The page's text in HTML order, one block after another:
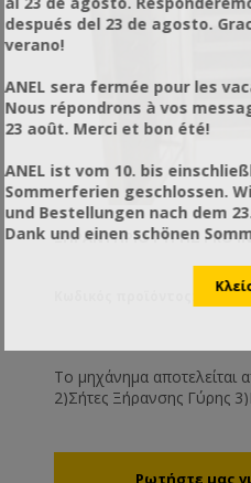
ΞΗΡΑΝΤΉΡΙΟ ΓΎΡΗΣ PRO
Κωδικός προϊόντος:
Το μηχάνημα
2)Σήτες Ξήρανσης Γύρης
después del 23 de agosto.
verano!
ANEL sera fermée pour les
Nous répondrons à vos
23 août. Merci et bon été!
ANEL ist vom 10. bis
Sommerferien geschlossen.
und Bestellungen nach dem
Dank und einen schönen